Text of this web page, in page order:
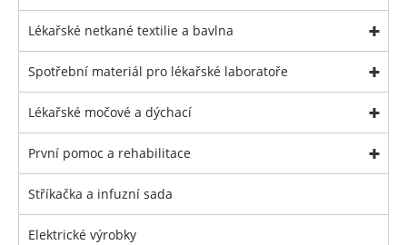
Lékařské netkané textilie a bavlna
Spotřební materiál pro lékařské laboratoře
Lékařské močové a dýchací
První pomoc a rehabilitace
Stříkačka a infuzní sada
Elektrické výrobky